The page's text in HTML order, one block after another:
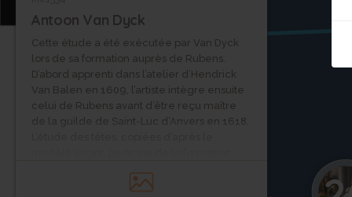
24
Antoon Van Dyck
Cette étude a été exécutée par Van Dyck
lors de sa formation auprès de Rubens.
D’abord apprenti dans l’atelier d’Hendrick
Van Balen en 1609, l’artiste intègre ensuite
celui de Rubens avant d’être reçu maître
de la guilde de Saint-Luc d’Anvers en 1618.
prête lui-même à cette intense observation